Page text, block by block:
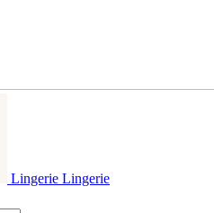
Lingerie Lingerie